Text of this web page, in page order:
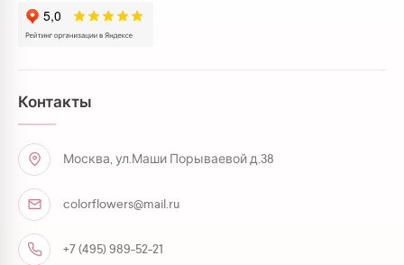
Контакты
Москва, ул.Маши Порываевой д.38
colorflowers@mail.ru
+7 (495) 989-52-21